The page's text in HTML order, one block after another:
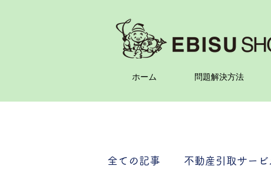
ホーム 問題解決方法
全ての記事 不動産引取サービ